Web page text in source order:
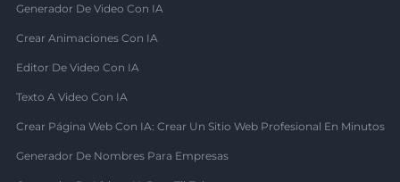
Generador De Video Con IA
Crear Animaciones Con IA
Editor De Video Con IA
Texto A Video Con IA
Crear Página Web Con IA: Crear Un Sitio Web Profesional En Minutos
Generador De Nombres Para Empresas